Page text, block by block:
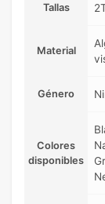
Tallas
Material
Género
Colores
disponibles